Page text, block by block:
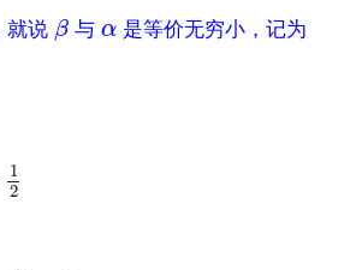
就说 β
β与 α
α是等价无穷小，记为
1
2